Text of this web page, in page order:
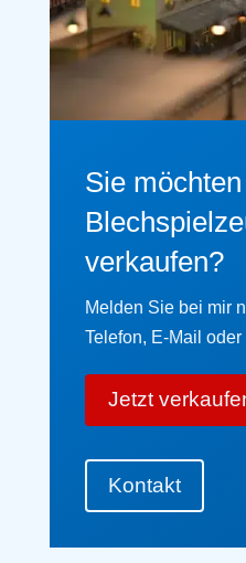
Sie möchten
verkaufen?
Melden Sie bei mir
Telefon, E-Mail
Jetzt
Kontakt